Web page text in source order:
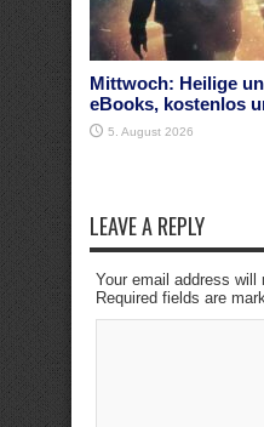
Mittwoch: Heilige
eBooks, kostenlos
5. August 2026
LEAVE A REPLY
Your email address will
Required fields are